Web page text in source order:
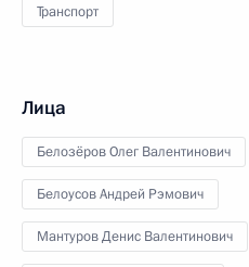
Транспорт
Лица
Белозёров Олег Валентинович
Белоусов Андрей Рэмович
Мантуров Денис Валентинович